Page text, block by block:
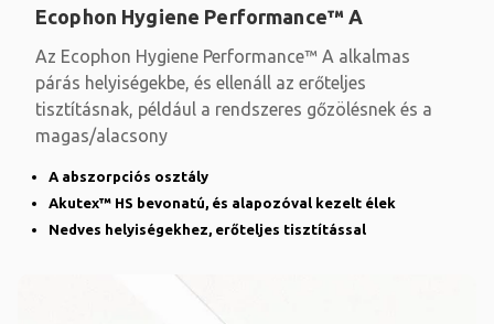
Ecophon Hygiene Performance™ A
Az Ecophon Hygiene Performance™ A alkalmas
párás helyiségekbe, és ellenáll az erőteljes
tisztításnak, például a rendszeres gőzölésnek és a
magas/alacsony
A abszorpciós osztály
Akutex™ HS bevonatú, és alapozóval kezelt élek
Nedves helyiségekhez, erőteljes tisztítással